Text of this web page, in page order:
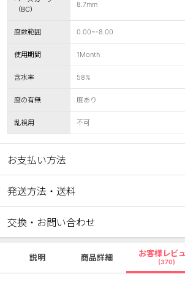
（BC）
8.7mm
度数範囲 0.00~-8.00
使用期間 1Month
含水率 58%
度の有無 度あり
乱視用 不可
お支払い方法
発送方法・送料
交換・お問い合わせ
説明 商品詳細 お客様レビ
(370)